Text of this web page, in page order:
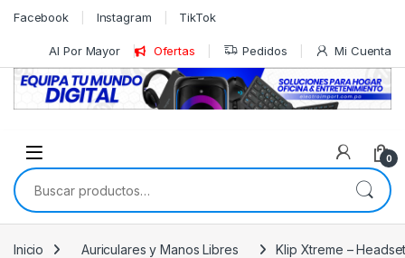
Skip to navigation
Skip to content
Facebook Instagram TikTok
Al Por Mayor Ofertas Pedidos Mi Cuenta
0
Buscar por:
Inicio Auriculares y Manos Libres Klip Xtreme –